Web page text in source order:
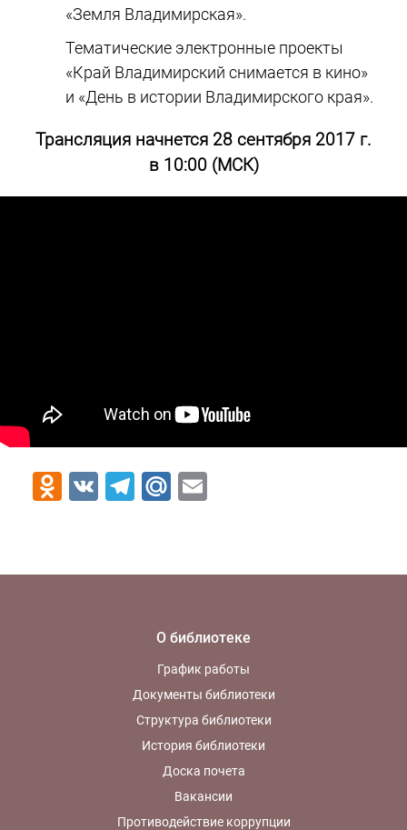
«Земля Владимирская».
Тематические электронные проекты
«Край Владимирский снимается в кино»
и «День в истории Владимирского края».
Трансляция начнется 28 сентября 2017 г.
в 10:00 (МСК)
Odnoklassniki
VK Telegram
Mail.Ru
О библиотеке
График работы
Документы библиотеки
Структура библиотеки
История библиотеки
Доска почета
Вакансии
Противодействие коррупции